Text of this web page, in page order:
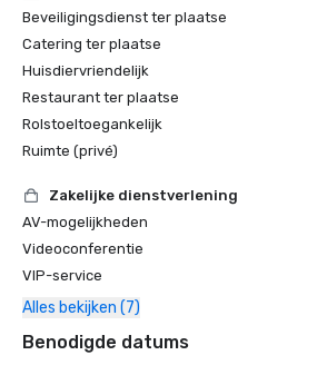
Beveiligingsdienst ter plaatse
Catering ter plaatse
Huisdiervriendelijk
Restaurant ter plaatse
Rolstoeltoegankelijk
Ruimte (privé)
Zakelijke dienstverlening
AV-mogelijkheden
Videoconferentie
VIP-service
Alles bekijken (7)
Benodigde datums